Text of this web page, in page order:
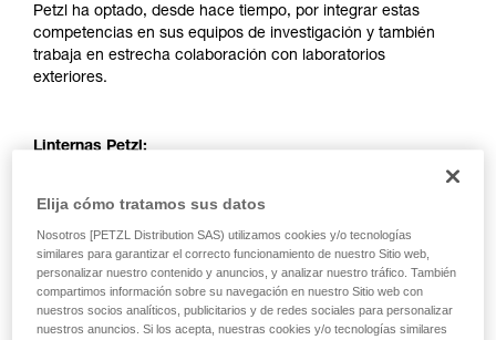
Petzl ha optado, desde hace tiempo, por integrar estas
competencias en sus equipos de investigación y también
trabaja en estrecha colaboración con laboratorios
exteriores.
Linternas Petzl:
Elija cómo tratamos sus datos
Nosotros [PETZL Distribution SAS) utilizamos cookies y/o tecnologías
similares para garantizar el correcto funcionamiento de nuestro Sitio web,
personalizar nuestro contenido y anuncios, y analizar nuestro tráfico. También
compartimos información sobre su navegación en nuestro Sitio web con
nuestros socios analíticos, publicitarios y de redes sociales para personalizar
nuestros anuncios. Si los acepta, nuestras cookies y/o tecnologías similares